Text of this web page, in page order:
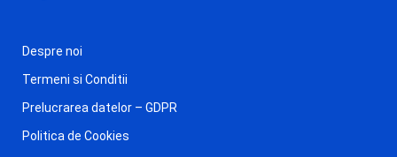
Despre noi
Termeni si Conditii
Prelucrarea datelor – GDPR
Politica de Cookies